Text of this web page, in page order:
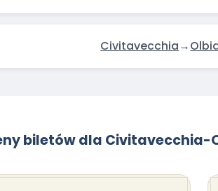
Civitavecchia→
biletów dla Civitavecchia-